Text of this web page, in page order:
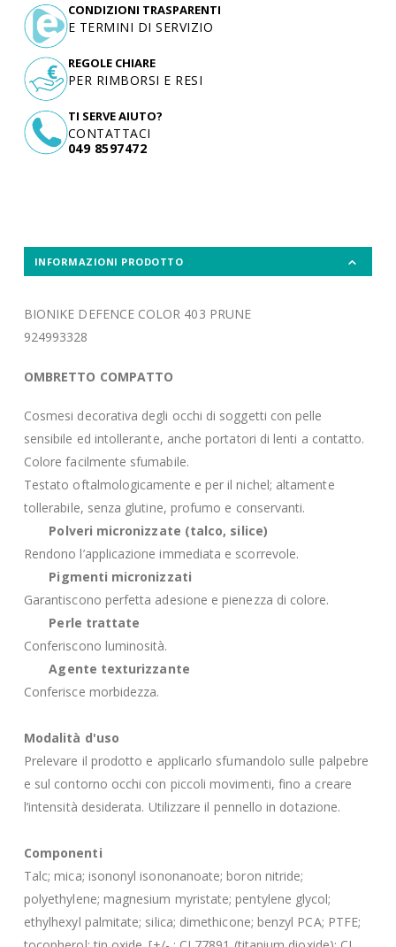
TI SERVE AIUTO?
CONTATTACI
049 8597472
CONDIZIONI TRASPARENTI
E TERMINI DI SERVIZIO
REGOLE CHIARE
PER RIMBORSI E RESI
INFORMAZIONI PRODOTTO
BIONIKE DEFENCE COLOR 403 PRUNE
924993328
OMBRETTO COMPATTO
Cosmesi decorativa degli occhi di soggetti con pelle
sensibile ed intollerante, anche portatori di lenti a contatto.
Colore facilmente sfumabile.
Testato oftalmologicamente e per il nichel; altamente
tollerabile, senza glutine, profumo e conservanti.
Polveri micronizzate (talco, silice)
Rendono l’applicazione immediata e scorrevole.
Pigmenti micronizzati
Garantiscono perfetta adesione e pienezza di colore.
Perle trattate
Conferiscono luminosità.
Agente texturizzante
Conferisce morbidezza.
Modalità d'uso
Prelevare il prodotto e applicarlo sfumandolo sulle palpebre
e sul contorno occhi con piccoli movimenti, fino a creare
l’intensità desiderata. Utilizzare il pennello in dotazione.
Componenti
Talc; mica; isononyl isononanoate; boron nitride;
polyethylene; magnesium myristate; pentylene glycol;
ethylhexyl palmitate; silica; dimethicone; benzyl PCA; PTFE;